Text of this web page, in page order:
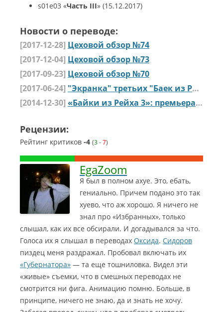
s01e03 «Часть III» (15.12.2017)
Новости о переводе:
[2017-12-28] Цеховой обзор №74
[2017-12-04] Цеховой обзор №73
[2017-09-23] Цеховой обзор №70
[2017-06-24] "Экранка" третьих "Баек из Рейха" от "Избранных"
[2014-12-30] «Байки из Рейха 3»: премьера трейлера
Рецензии:
Рейтинг критиков -4 (3-7)
EgaZoom
Я был в полном ахуе. Это, ебать,
гениально. Причем подано это так
хуево, что аж хорошо. Я ничего не
знал про «Избранных», только
слышал, как их все обсирали. И догадывался за что.
Голоса их я слышал в переводах Оксида. Сидоров
пиздец меня раздражал. Пробовал включать их
«Губернатора» — та еще тошниловка. Видел эти
«живые» съемки, что в смешных переводах не
смотрится ни фига. Анимацию помню. Больше, в
принципе, ничего не знаю, да и знать не хочу.